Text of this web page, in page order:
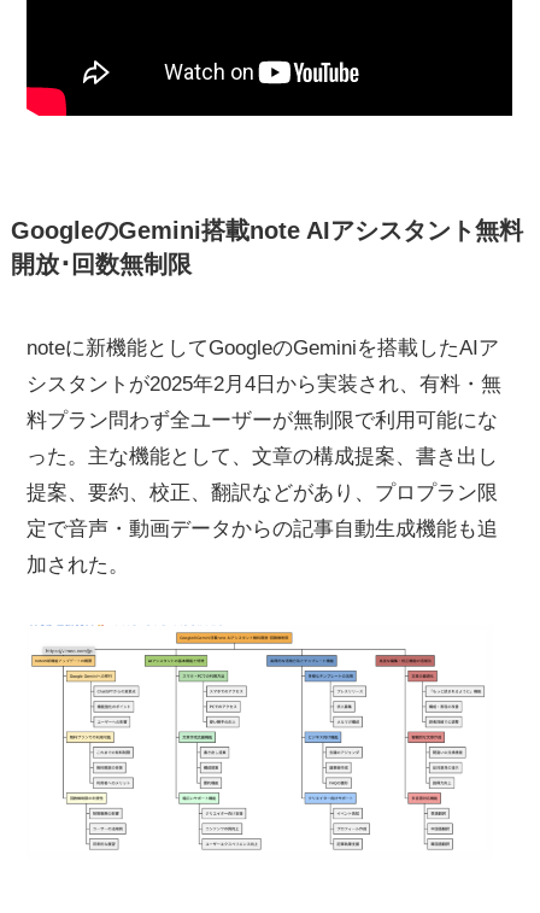
GoogleのGemini搭載note AIアシスタント無料
開放･回数無制限
noteに新機能としてGoogleのGeminiを搭載したAIア
シスタントが2025年2月4日から実装され、有料・無
料プラン問わず全ユーザーが無制限で利用可能にな
った。主な機能として、文章の構成提案、書き出し
提案、要約、校正、翻訳などがあり、プロプラン限
定で音声・動画データからの記事自動生成機能も追
加された。